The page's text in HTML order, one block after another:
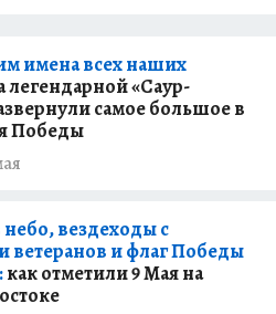
имена всех наших
легендарной «Саур-
самое большое в
Победы
небо, вездеходы с
ветеранов и флаг Победы
как отметили 9 Мая на